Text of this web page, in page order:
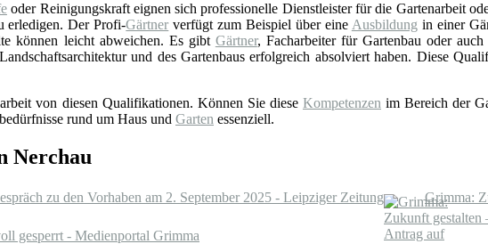
oder Reinigungskraft eignen sich professionelle Dienstleister für die Gartenarbeit
erledigen. Der Profi-Gärtner verfügt zum Beispiel über eine Ausbildung in einer
können leicht abweichen. Es gibt Gärtner, Facharbeiter für Gartenbau oder
und des Gartenbaus erfolgreich absolviert haben. Diese
von diesen Qualifikationen. Können Sie diese Kompetenzen im Bereich der
rund um Haus und Garten essenziell.
Nerchau
zu den Vorhaben am 2. September 2025 - Leipziger Zeitung Grimma:
gesperrt - Medienportal Grimma